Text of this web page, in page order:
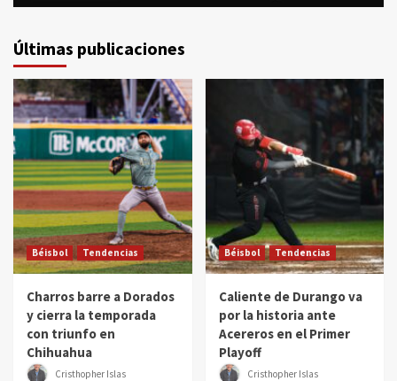
Últimas publicaciones
Béisbol Tendencias
Charros barre a Dorados
y cierra la temporada
con triunfo en
Chihuahua
Cristhopher Islas
Béisbol Tendencias
Caliente de Durango va
por la historia ante
Acereros en el Primer
Playoff
Cristhopher Islas